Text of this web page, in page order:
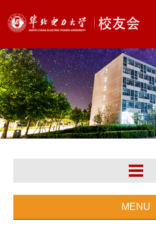
MENU